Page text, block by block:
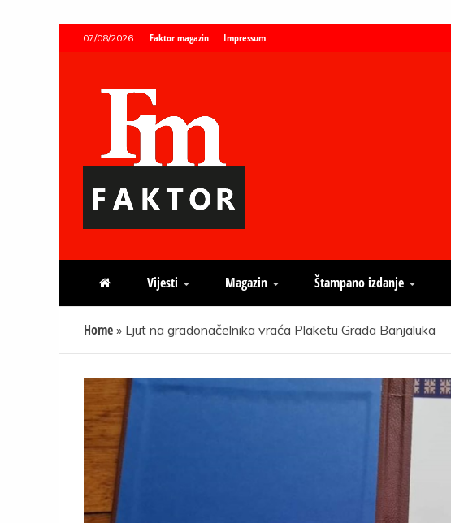
07/08/2026 Faktor magazin Impressum
Faktor magazin
Vijesti Magazin Štampano izdanje
Home » Ljut na gradonačelnika vraća Plaketu Grada Banjaluka